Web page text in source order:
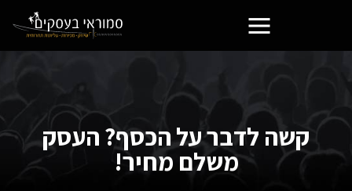
קשה לדבר על הכסף? העסק
משלם מחיר!